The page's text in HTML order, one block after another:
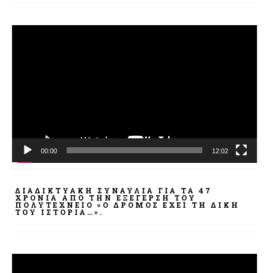
00:00 12:02
ΔΙΑΔΙΚΤΥΑΚΉ ΣΥΝΑΥΛΊΑ ΓΙΑ ΤΑ 47
ΧΡΌΝΙΑ ΑΠΌ ΤΗΝ ΕΞΈΓΕΡΣΗ ΤΟΥ
ΠΟΛΥΤΕΧΝΕΊΟ «Ο ΔΡΌΜΟΣ ΈΧΕΙ ΤΗ ΔΙΚΉ
ΤΟΥ ΙΣΤΟΡΊΑ…».